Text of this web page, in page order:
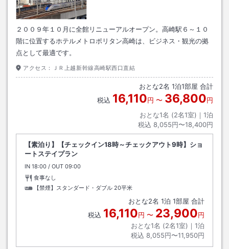
２００９年１０月に全館リニューアルオープン。高崎駅６～１０
階に位置するホテルメトロポリタン高崎は、ビジネス・観光の拠
点として最適です。
アクセス： ＪＲ上越新幹線高崎駅西口直結
おとな2名 1泊1部屋 合計
税込 16,110円 〜 36,800円
おとな1名 (2名1室)｜ 1泊
税込 8,055円〜18,400円
【素泊り】【チェックイン18時～チェックアウト9時】ショ
ートステイプラン
IN チェックイン
18:00 / OUT チェックアウト
09:00
食事なし
【禁煙】スタンダード・ダブル 20平米
おとな2名 1泊 1部屋 合計
税込 16,110円 〜 23,900円
おとな1名 (2名1室)｜ 1泊
税込 8,055円〜11,950円